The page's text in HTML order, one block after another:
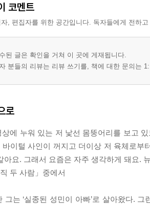
코멘트
, 편집자를 위한 공간입니다. 독자들에게 전하
된 글은 확인을 거쳐 이 곳에 게재됩니다.
분들의 리뷰는 리뷰 쓰기를, 책에 대한 문의는
로
상에 누워 있는 저 낯선 몸뚱어리를 보고
바이털 사인이 꺼지고 더이상 저 육체로
아요. 그래서 요즘은 자주 생각하게 돼요.
두 사람」중에서
그는 ‘실종된 성민이 아빠’로 살아왔다.